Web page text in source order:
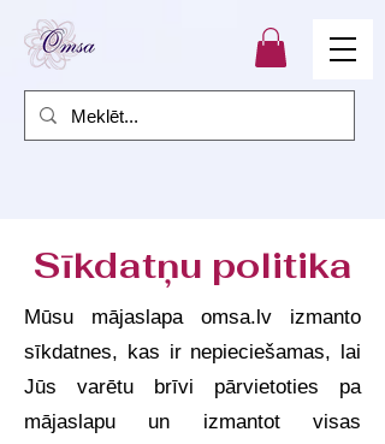
Sīkdatņu politika
Mūsu mājaslapa omsa.lv izmanto
sīkdatnes, kas ir nepieciešamas, lai
Jūs varētu brīvi pārvietoties pa
mājaslapu un izmantot visas